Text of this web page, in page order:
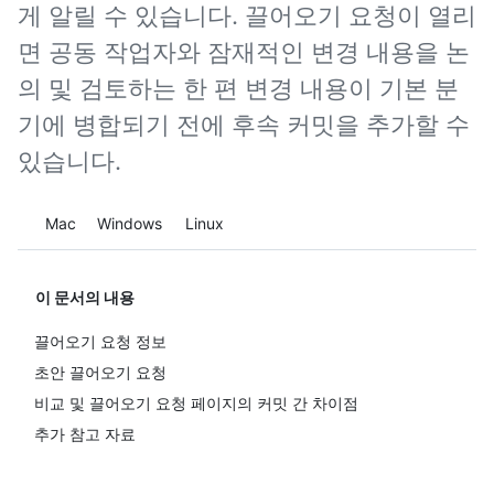
게 알릴 수 있습니다. 끌어오기 요청이 열리
면 공동 작업자와 잠재적인 변경 내용을 논
의 및 검토하는 한 편 변경 내용이 기본 분
기에 병합되기 전에 후속 커밋을 추가할 수
있습니다.
Platform navigation
Mac Windows Linux
이 문서의 내용
끌어오기 요청 정보
초안 끌어오기 요청
비교 및 끌어오기 요청 페이지의 커밋 간 차이점
추가 참고 자료